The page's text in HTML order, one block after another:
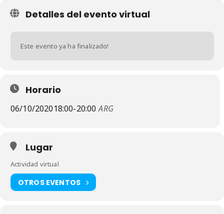
Detalles del evento virtual
Este evento ya ha finalizado!
Horario
06/10/202018:00-20:00 ARG
Lugar
Actividad virtual
OTROS EVENTOS